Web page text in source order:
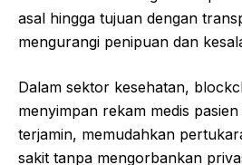
asal hingga tujuan dengan
mengurangi penipuan dan
Dalam sektor kesehatan,
menyimpan rekam medis
terjamin, memudahkan
sakit tanpa mengorbankan